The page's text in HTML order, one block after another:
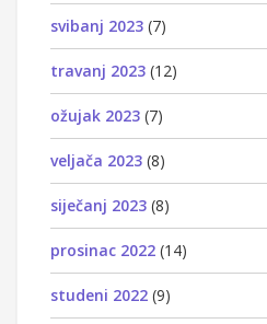
svibanj 2023 (7)
travanj 2023 (12)
ožujak 2023 (7)
veljača 2023 (8)
siječanj 2023 (8)
prosinac 2022 (14)
studeni 2022 (9)